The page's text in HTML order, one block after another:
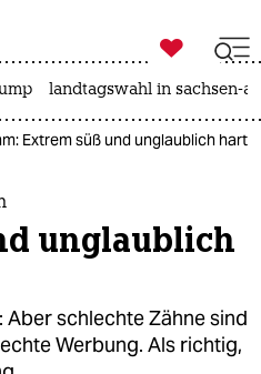
ich

taz zahl ich
landtagswahl in sachsen-
Extrem süß und unglaublich hart
unglaublich
schlechte Zähne sind
Werbung. Als richtig,